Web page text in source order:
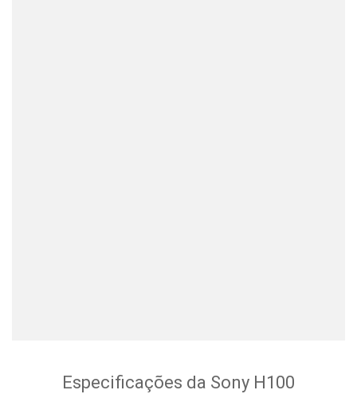
Especificações da Sony H100